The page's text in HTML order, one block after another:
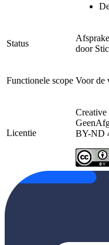
Status
door
Functionele scope Voor de
Licentie
Creative
BY-ND